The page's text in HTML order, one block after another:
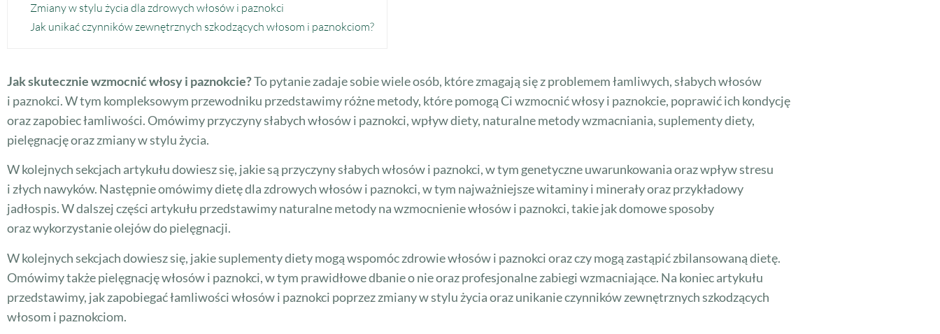
Zmiany w stylu życia dla zdrowych włosów i paznokci
Jak unikać czynników zewnętrznych szkodzących włosom i paznokciom?
Jak skutecznie wzmocnić włosy i paznokcie?To pytanie zadaje sobie wiele osób, które zmagają się z problemem łamliwych, słabych włosów
i paznokci. W tym kompleksowym przewodniku przedstawimy różne metody, które pomogą Ci wzmocnić włosy i paznokcie, poprawić ich kondycję
oraz zapobiec łamliwości. Omówimy przyczyny słabych włosów i paznokci, wpływ diety, naturalne metody wzmacniania, suplementy diety,
pielęgnację oraz zmiany w stylu życia.
W kolejnych sekcjach artykułu dowiesz się, jakie są przyczyny słabych włosów i paznokci, w tym genetyczne uwarunkowania oraz wpływ stresu
i złych nawyków. Następnie omówimy dietę dla zdrowych włosów i paznokci, w tym najważniejsze witaminy i minerały oraz przykładowy
jadłospis. W dalszej części artykułu przedstawimy naturalne metody na wzmocnienie włosów i paznokci, takie jak domowe sposoby
oraz wykorzystanie olejów do pielęgnacji.
W kolejnych sekcjach dowiesz się, jakie suplementy diety mogą wspomóc zdrowie włosów i paznokci oraz czy mogą zastąpić zbilansowaną dietę.
Omówimy także pielęgnację włosów i paznokci, w tym prawidłowe dbanie o nie oraz profesjonalne zabiegi wzmacniające. Na koniec artykułu
przedstawimy, jak zapobiegać łamliwości włosów i paznokci poprzez zmiany w stylu życia oraz unikanie czynników zewnętrznych szkodzących
włosom i paznokciom.